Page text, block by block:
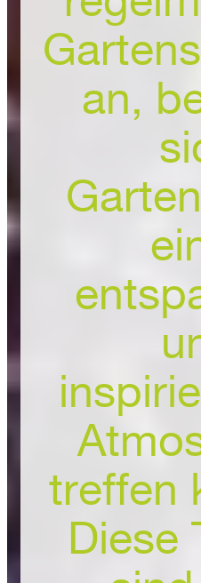
an,
treffen
Diese